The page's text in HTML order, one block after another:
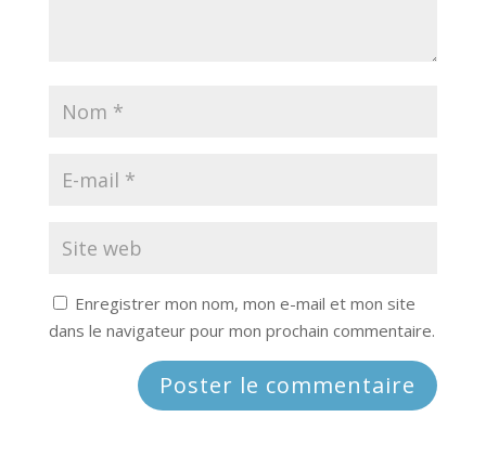
Enregistrer mon nom, mon e-mail et mon site
dans le navigateur pour mon prochain commentaire.